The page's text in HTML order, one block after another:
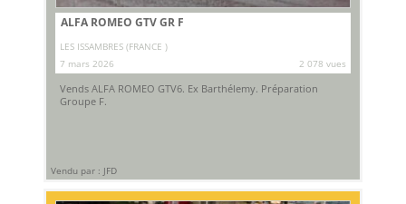
ALFA ROMEO GTV GR F
LES ISSAMBRES (FRANCE )
7 mars 2026
2 078 vues
Vends ALFA ROMEO GTV6. Ex Barthélemy. Préparation
Groupe F.
Vendu par : JFD